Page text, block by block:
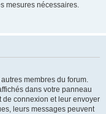
mesures nécessaires.
membres du forum.
dans votre panneau
de connexion et leur envoyer
leurs messages peuvent